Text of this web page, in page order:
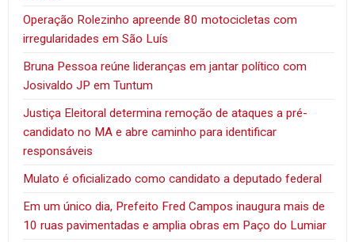
Operação Rolezinho apreende 80 motocicletas com
irregularidades em São Luís
Bruna Pessoa reúne lideranças em jantar político com
Josivaldo JP em Tuntum
Justiça Eleitoral determina remoção de ataques a pré-
candidato no MA e abre caminho para identificar
responsáveis
Mulato é oficializado como candidato a deputado federal
Em um único dia, Prefeito Fred Campos inaugura mais de
10 ruas pavimentadas e amplia obras em Paço do Lumiar